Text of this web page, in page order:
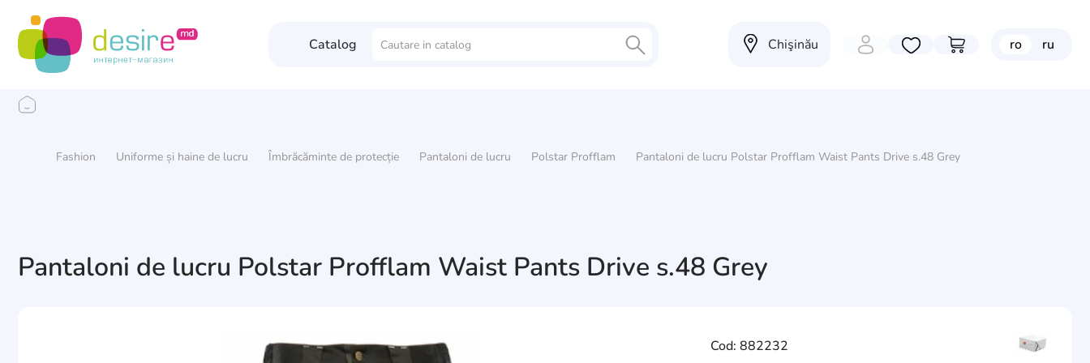
Catalog Chişinău Избранные товары
Перейти в корзину
ro ru
Fashion Uniforme și haine de lucru Îmbrăcăminte de protecție Pantaloni de lucru Polstar Profflam Pantaloni de lucru Polstar Profflam Waist Pants Drive s.48 Grey
Pantaloni de lucru Polstar Profflam Waist Pants Drive s.48 Grey
Cod: 882232